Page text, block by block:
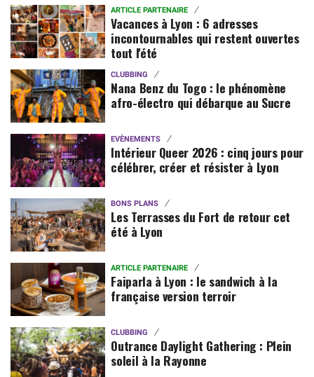
ARTICLE PARTENAIRE
Vacances à Lyon : 6 adresses
incontournables qui restent ouvertes
tout l'été
CLUBBING
Nana Benz du Togo : le phénomène
afro-électro qui débarque au Sucre
EVÈNEMENTS
Intérieur Queer 2026 : cinq jours pour
célébrer, créer et résister à Lyon
BONS PLANS
Les Terrasses du Fort de retour cet
été à Lyon
ARTICLE PARTENAIRE
Faiparla à Lyon : le sandwich à la
française version terroir
CLUBBING
Outrance Daylight Gathering : Plein
soleil à la Rayonne